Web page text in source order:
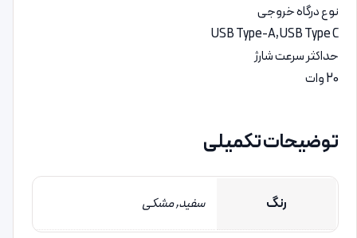
نوع درگاه خروجی
USB Type-A,USB Type C
حداکثر سرعت شارژ
20 وات
توضیحات تکمیلی
رنگ سفید, مشکی